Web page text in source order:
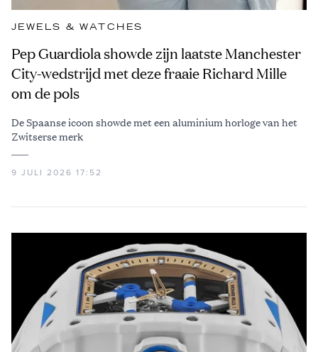
JEWELS & WATCHES
Pep Guardiola showde zijn laatste Manchester
City-wedstrijd met deze fraaie Richard Mille
om de pols
De Spaanse icoon showde met een aluminium horloge van het
Zwitserse merk
9 JULI 2026 17:52